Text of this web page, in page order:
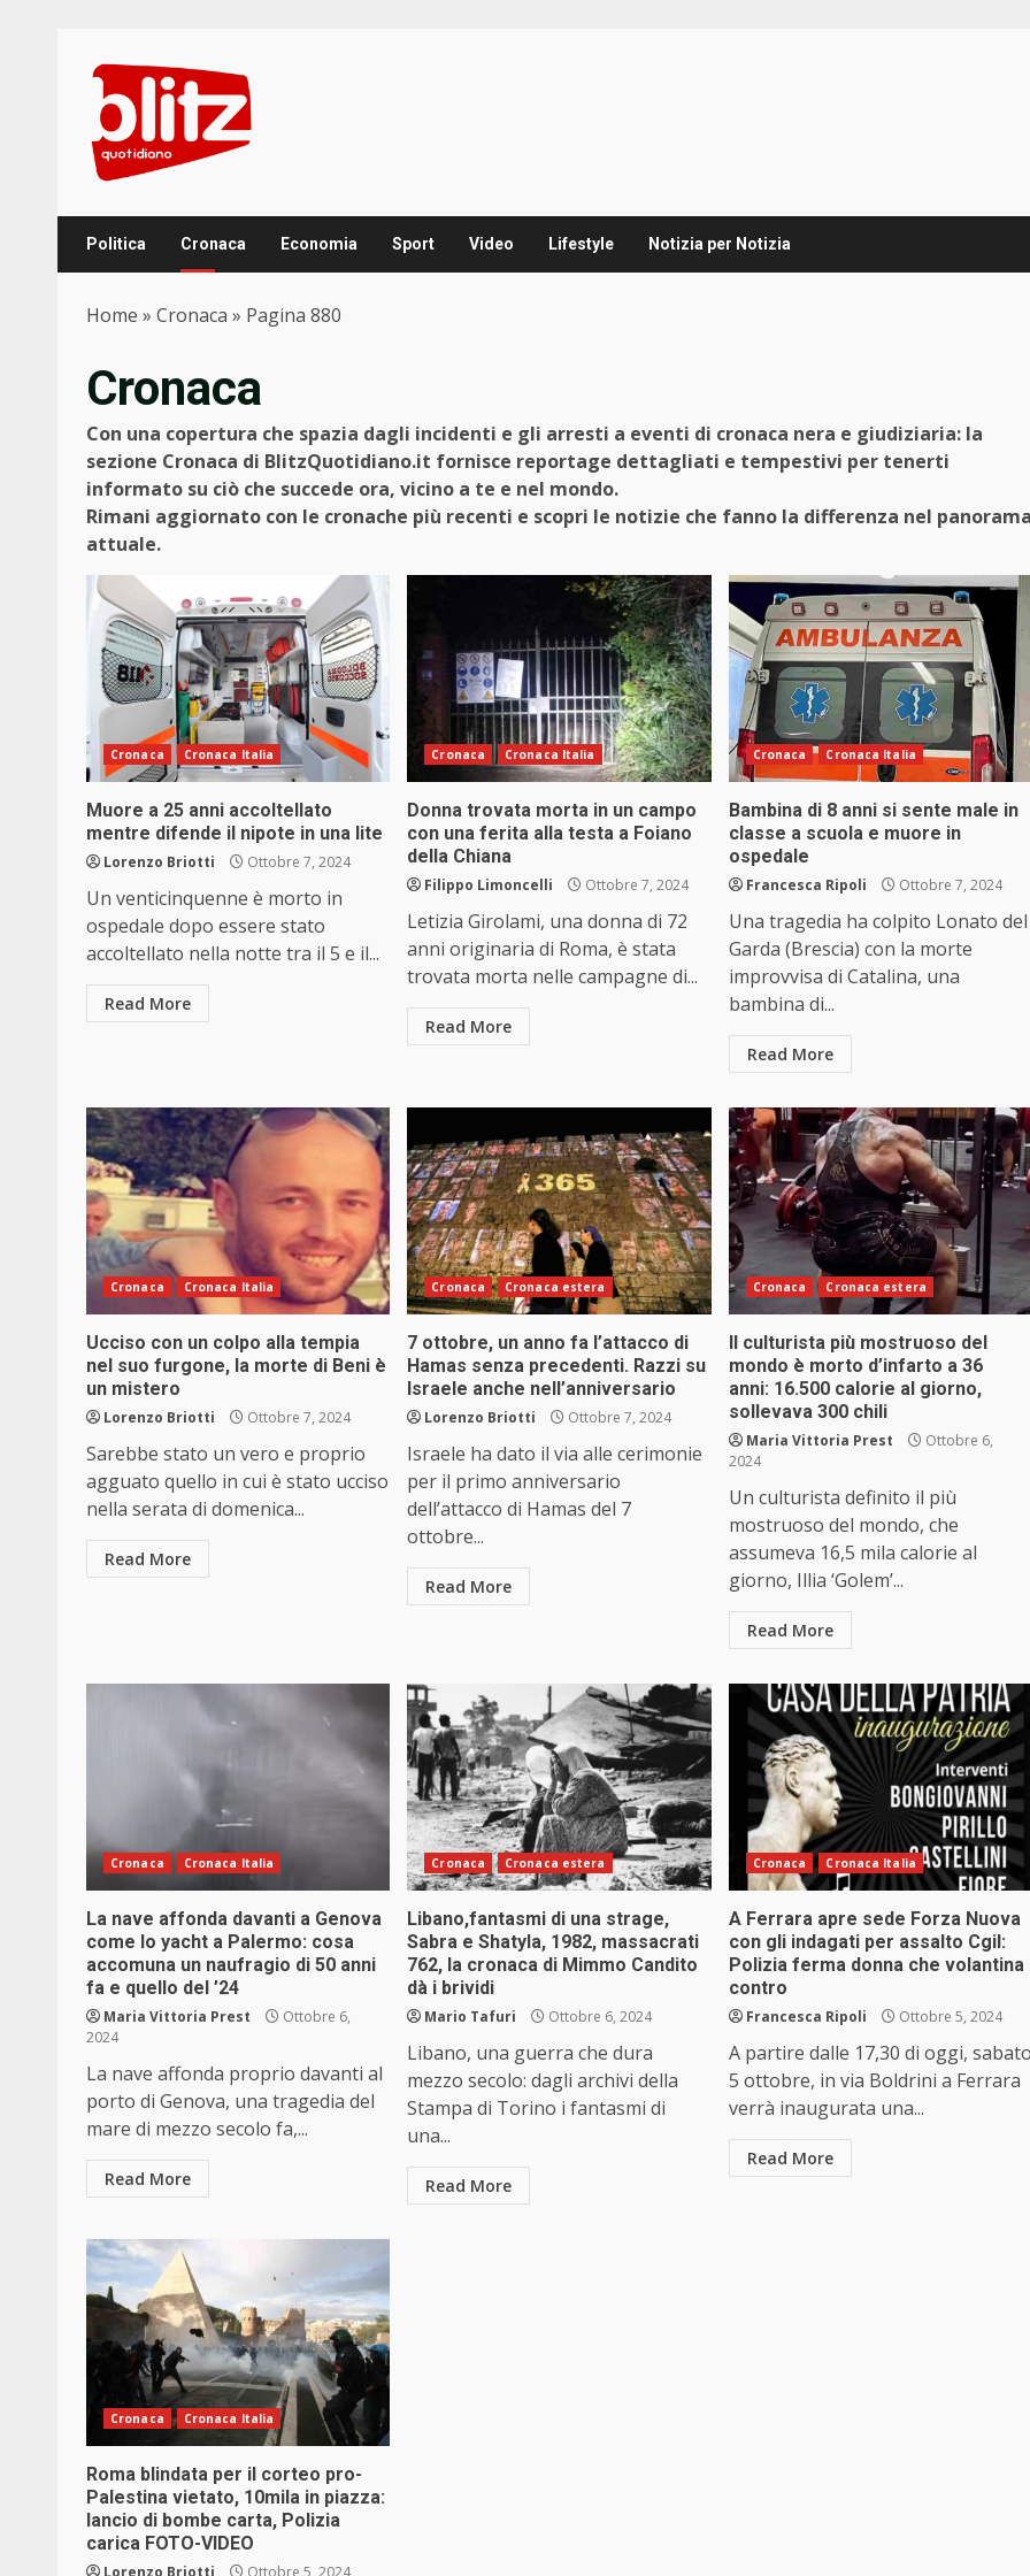
content
Politica Cronaca Economia Sport Video Lifestyle Notizia per Notizia
Home » Cronaca » Pagina 880
Cronaca
Con una copertura che spazia dagli incidenti e gli arresti a eventi di cronaca nera e giudiziaria: la
sezione Cronaca di BlitzQuotidiano.it fornisce reportage dettagliati e tempestivi per tenerti
informato su ciò che succede ora, vicino a te e nel mondo.
Rimani aggiornato con le cronache più recenti e scopri le notizie che fanno la differenza nel
attuale.
Cronaca Cronaca Italia
Muore a 25 anni accoltellato
mentre difende il nipote in una lite
Lorenzo Briotti Ottobre 7, 2024
Un venticinquenne è morto in
ospedale dopo essere stato
accoltellato nella notte tra il 5 e il...
Read More
Cronaca Cronaca Italia
Donna trovata morta in un campo
con una ferita alla testa a Foiano
della Chiana
Filippo Limoncelli Ottobre 7, 2024
Letizia Girolami, una donna di 72
anni originaria di Roma, è stata
trovata morta nelle campagne di...
Read More
Cronaca Cronaca Italia
Bambina di 8 anni si sente male in
classe a scuola e muore in
ospedale
Francesca Ripoli Ottobre 7, 2024
Una tragedia ha colpito Lonato del
Garda (Brescia) con la morte
improvvisa di Catalina, una
bambina di...
Read More
Cronaca Cronaca Italia
Ucciso con un colpo alla tempia
nel suo furgone, la morte di Beni è
un mistero
Lorenzo Briotti Ottobre 7, 2024
Sarebbe stato un vero e proprio
agguato quello in cui è stato ucciso
nella serata di domenica...
Read More
Cronaca Cronaca estera
7 ottobre, un anno fa l’attacco di
Hamas senza precedenti. Razzi su
Israele anche nell’anniversario
Lorenzo Briotti Ottobre 7, 2024
Israele ha dato il via alle cerimonie
per il primo anniversario
dell’attacco di Hamas del 7
ottobre...
Read More
Cronaca Cronaca estera
Il culturista più mostruoso del
mondo è morto d’infarto a 36
anni: 16.500 calorie al giorno,
sollevava 300 chili
Maria Vittoria Prest
Ottobre 6,
2024
Un culturista definito il più
mostruoso del mondo, che
assumeva 16,5 mila calorie al
giorno, Illia ‘Golem’...
Read More
Cronaca Cronaca Italia
La nave affonda davanti a Genova
come lo yacht a Palermo: cosa
accomuna un naufragio di 50 anni
fa e quello del ’24
Maria Vittoria Prest
Ottobre 6,
2024
La nave affonda proprio davanti al
porto di Genova, una tragedia del
mare di mezzo secolo fa,...
Read More
Cronaca Cronaca estera
Libano,fantasmi di una strage,
Sabra e Shatyla, 1982, massacrati
762, la cronaca di Mimmo Candito
dà i brividi
Mario Tafuri Ottobre 6, 2024
Libano, una guerra che dura
mezzo secolo: dagli archivi della
Stampa di Torino i fantasmi di
una...
Read More
Cronaca Cronaca Italia
A Ferrara apre sede Forza Nuova
con gli indagati per assalto Cgil:
Polizia ferma donna che volantina
contro
Francesca Ripoli Ottobre 5, 2024
A partire dalle 17,30 di oggi,
5 ottobre, in via Boldrini a Ferrara
verrà inaugurata una...
Read More
Cronaca Cronaca Italia
Roma blindata per il corteo pro-
Palestina vietato, 10mila in piazza:
lancio di bombe carta, Polizia
carica FOTO-VIDEO